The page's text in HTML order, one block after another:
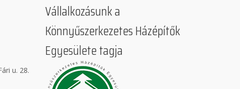
u. 28.
Vállalkozásunk a
Könnyűszerkezetes Házépítők
Egyesülete tagja